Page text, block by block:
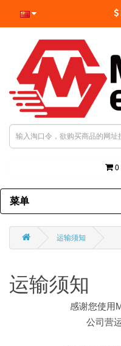
0
菜单
运输须知
运输须知
感谢您使用
公司营